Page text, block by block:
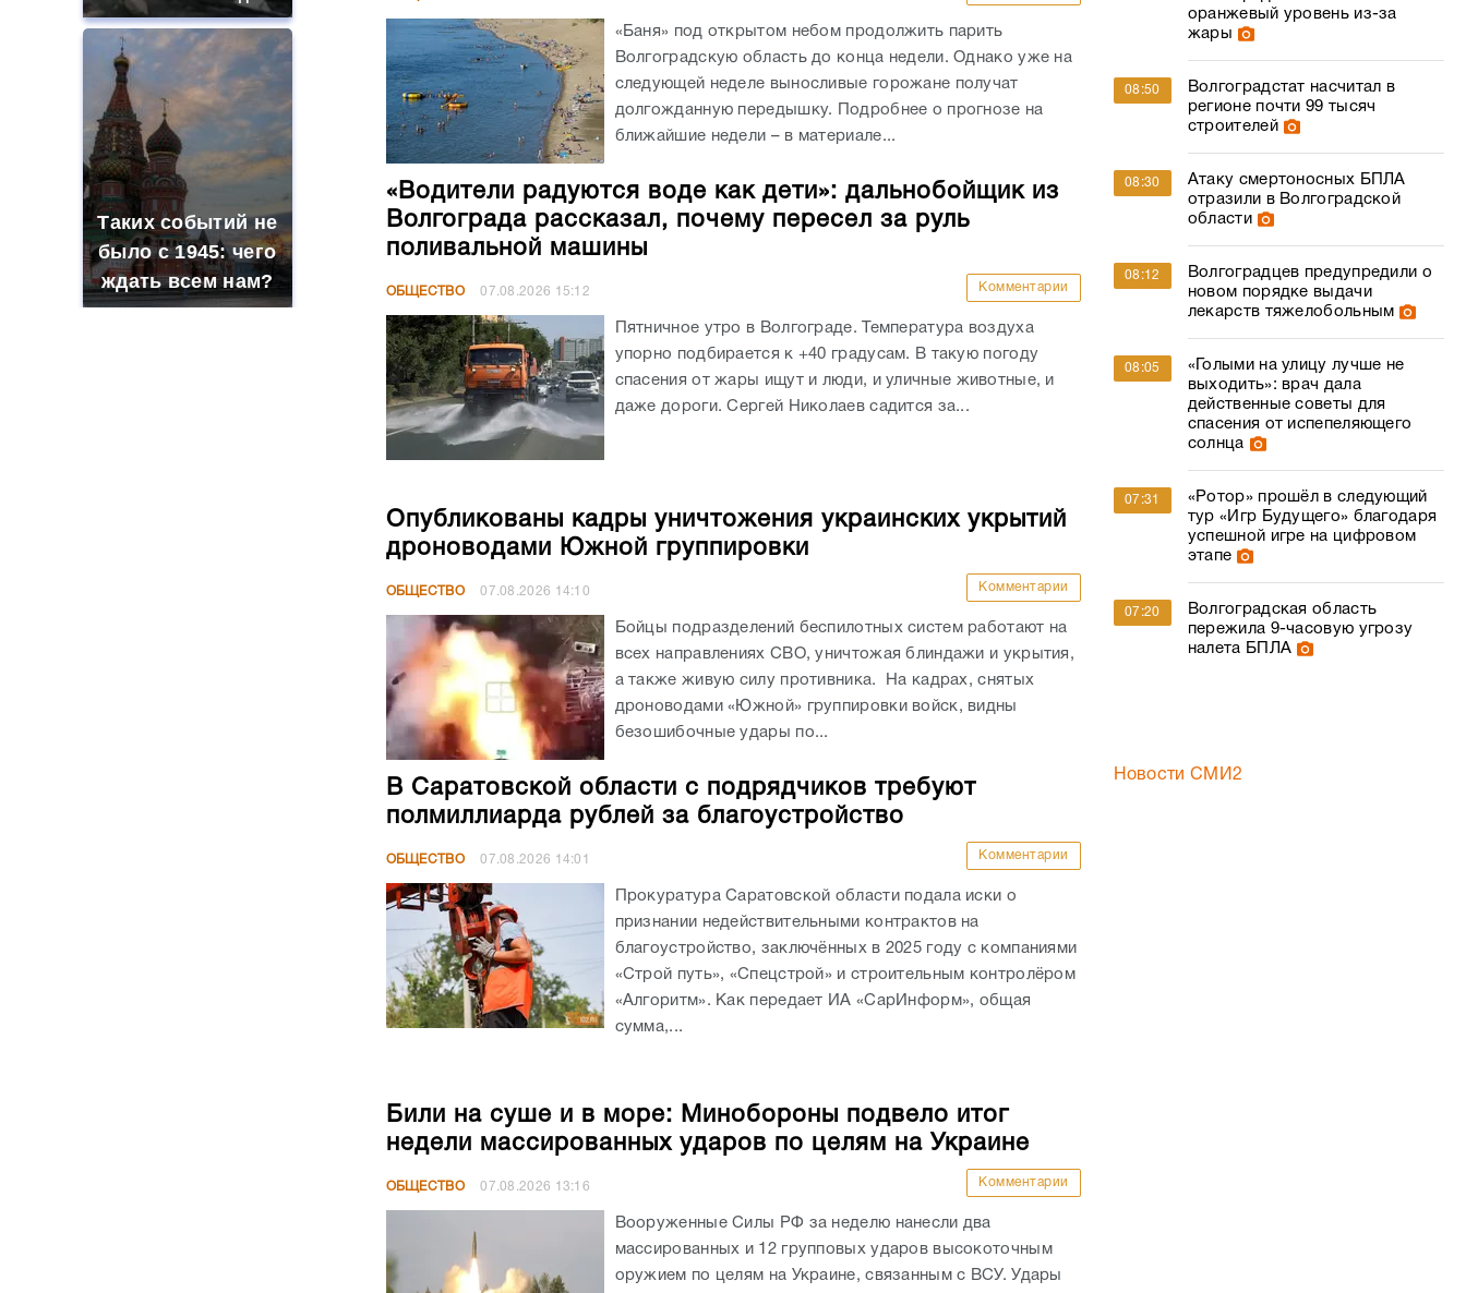
Таких событий не
было с 1945: чего
ждать всем нам?
«Баня» под открытом небом продолжить парить
Волгоградскую область до конца недели. Однако уже на
следующей неделе выносливые горожане получат
долгожданную передышку. Подробнее о прогнозе на
ближайшие недели – в материале...
«Водители радуются воде как дети»: дальнобойщик из
Волгограда рассказал, почему пересел за руль
поливальной машины
ОБЩЕСТВО 07.08.2026 15:12 Комментарии
Пятничное утро в Волгограде. Температура воздуха
упорно подбирается к +40 градусам. В такую погоду
спасения от жары ищут и люди, и уличные животные, и
даже дороги. Сергей Николаев садится за...
Опубликованы кадры уничтожения украинских укрытий
дроноводами Южной группировки
ОБЩЕСТВО 07.08.2026 14:10 Комментарии
Бойцы подразделений беспилотных систем работают на
всех направлениях СВО, уничтожая блиндажи и укрытия,
а также живую силу противника. На кадрах, снятых
дроноводами «Южной» группировки войск, видны
безошибочные удары по...
В Саратовской области с подрядчиков требуют
полмиллиарда рублей за благоустройство
ОБЩЕСТВО 07.08.2026 14:01 Комментарии
Прокуратура Саратовской области подала иски о
признании недействительными контрактов на
благоустройство, заключённых в 2025 году с компаниями
«Строй путь», «Спецстрой» и строительным контролёром
«Алгоритм». Как передает ИА «СарИнформ», общая
сумма,...
Били на суше и в море: Минобороны подвело итог
недели массированных ударов по целям на Украине
ОБЩЕСТВО 07.08.2026 13:16 Комментарии
Вооруженные Силы РФ за неделю нанесли два
массированных и 12 групповых ударов высокоточным
оружием по целям на Украине, связанным с ВСУ. Удары
оранжевый уровень из-за
жары
08:50
Волгоградстат насчитал в
регионе почти 99 тысяч
строителей
08:30
Атаку смертоносных БПЛА
отразили в Волгоградской
области
08:12
Волгоградцев предупредили о
новом порядке выдачи
лекарств тяжелобольным
08:05
«Голыми на улицу лучше не
выходить»: врач дала
действенные советы для
спасения от испепеляющего
солнца
07:31
«Ротор» прошёл в следующий
тур «Игр Будущего» благодаря
успешной игре на цифровом
этапе
07:20
Волгоградская область
пережила 9-часовую угрозу
налета БПЛА
Новости СМИ2